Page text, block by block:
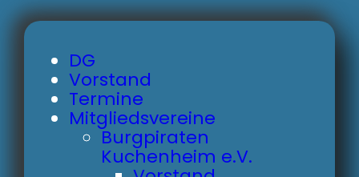
DG
Vorstand
Termine
Mitgliedsvereine
Burgpiraten
Kuchenheim e.V.